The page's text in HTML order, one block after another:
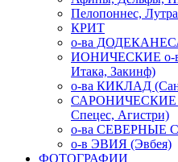
Пелопоннес,
КРИТ
о-ва
ИОНИЧЕСКИЕ о-ва
Итака, Закинф)
о-ва КИКЛАД
САРОНИЧЕСКИЕ
Спецес, Агистри)
о-ва СЕВЕРНЫЕ
о-в ЭВИЯ (Эвбея)
ФОТОГРАФИИ